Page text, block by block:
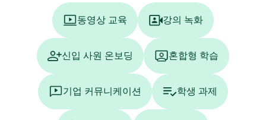
동영상 교육 강의 녹화
신입 사원 온보딩 혼합형 학습
기업 커뮤니케이션 학생 과제